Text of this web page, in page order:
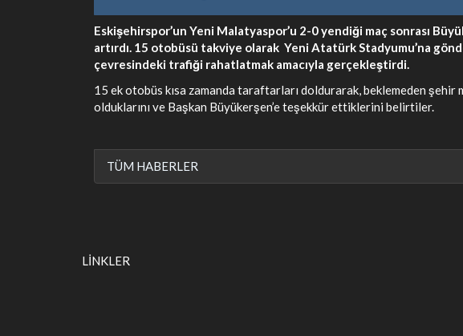
Eskişehirspor’un Yeni Malatyaspor’u 2-0 yendiği maç sonrası
artırdı. 15 otobüsü takviye olarak Yeni Atatürk Stadyumu’na
çevresindeki trafiği rahatlatmak amacıyla gerçekleştirdi.
15 ek otobüs kısa zamanda taraftarları doldurarak, beklemeden
olduklarını ve Başkan Büyükerşen’e teşekkür ettiklerini belirtiler.
TÜM HABERLER
LİNKLER